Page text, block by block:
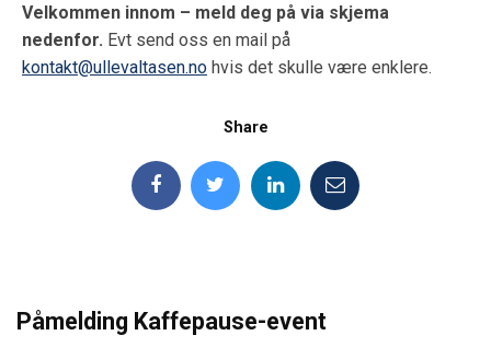
Velkommen innom – meld deg på via skjema
nedenfor. Evt send oss en mail på
kontakt@ullevaltasen.no hvis det skulle være enklere.
Share
Påmelding Kaffepause-event